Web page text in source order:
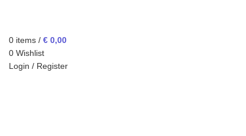
0 items / € 0,00
0 Wishlist
Login / Register